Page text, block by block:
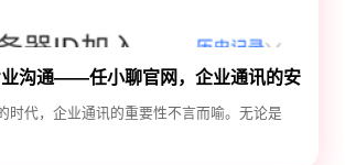
沟通——任小聊官网，企业通讯的安
时代，企业通讯的重要性不言而喻。无论是